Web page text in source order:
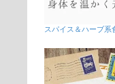
スパイス＆ハーブ系